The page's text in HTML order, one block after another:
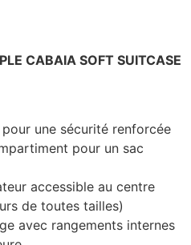
CABAIA SOFT SUITCASE
une sécurité renforcée
pour un sac
accessible au centre
de toutes tailles)
avec rangements internes